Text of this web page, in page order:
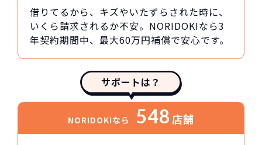
借りてるから、キズやいたずらされた時に、
いくら請求されるか不安。NORIDOKIなら3
年契約期間中、最大60万円補償で安心です。
サポートは？
NORIDOKIなら 548店舗